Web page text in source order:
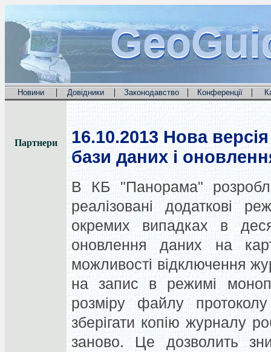
Новини | Довідники | Законодавство | Конференції |
Партнери 16.10.2013 Нова
бази даних і
В КБ "Панорама"
реалізовані додаткові
окремих випадках в
оновлення даних на
можливості відключення
на запис в режимі
розміру файлу
зберігати копію журналу
заново. Це дозволить